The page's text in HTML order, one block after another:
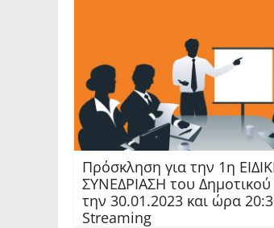
Πρόσκληση για την 1η
ΣΥΝΕΔΡΙΑΣΗ του
την 30.01.2023 και ώρα
Streaming